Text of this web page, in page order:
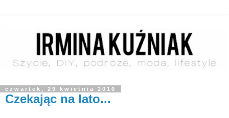
czwartek, 29 kwietnia 2010
Czekając na lato...